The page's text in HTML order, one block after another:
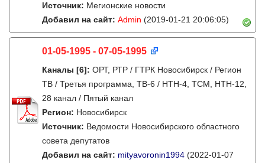
Источник: Мегионские новости
Добавил на сайт: Admin (2019-01-21 20:06:05)
01-05-1995 - 07-05-1995
Каналы [6]: ОРТ, РТР / ГТРК Новосибирск / Регион
ТВ / Третья программа, ТВ-6 / НТН-4, ТСМ, НТН-12,
28 канал / Пятый канал
Регион: Новосибирск
Источник: Ведомости Новосибирского областного
совета депутатов
Добавил на сайт: mityavoronin1994 (2022-01-07